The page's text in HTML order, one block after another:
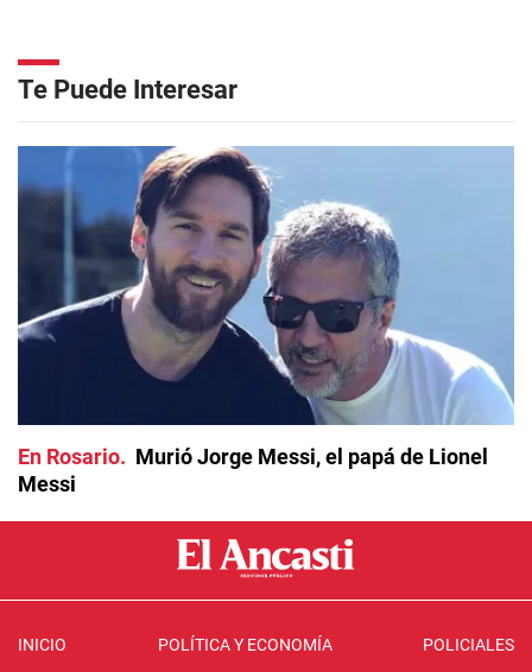
Te Puede Interesar
En Rosario
Murió Jorge Messi, el papá de Lionel
Messi
INICIO POLÍTICA Y ECONOMÍA POLICIALES